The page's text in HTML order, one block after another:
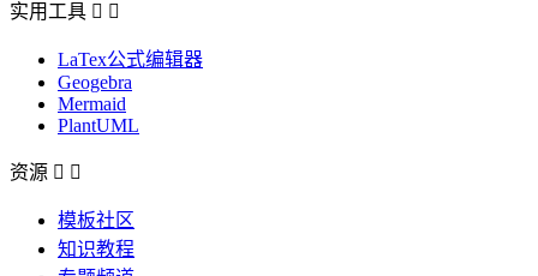
实用工具  
LaTex公式编辑器
Geogebra
Mermaid
PlantUML
资源  
模板社区
知识教程